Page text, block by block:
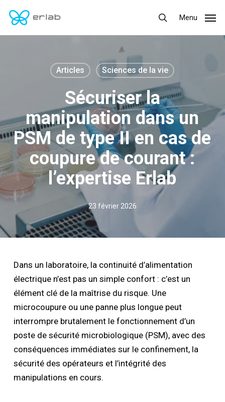
main
search
Menu
Articles Sciences de la vie
Sécuriser la
manipulation dans un
PSM de type II en cas de
coupure de courant :
l’expertise Erlab
23 février 2026
Dans un laboratoire, la continuité d’alimentation
électrique n’est pas un simple confort : c’est un
élément clé de la maîtrise du risque. Une
microcoupure ou une panne plus longue peut
interrompre brutalement le fonctionnement d’un
poste de sécurité microbiologique (PSM), avec des
conséquences immédiates sur le confinement, la
sécurité des opérateurs et l’intégrité des
manipulations en cours.